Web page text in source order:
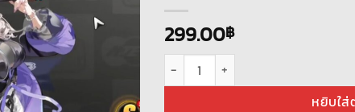
299.00฿
จำนวน Neverness to Everness - [ SV
หยิบใส่